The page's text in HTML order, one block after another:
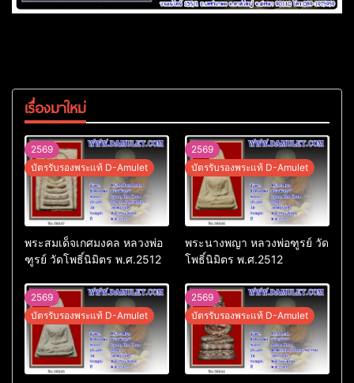
เรื่องมาใหม่
2569
บัตรรับรองพระแท้ D-Amulet
พระสมเด็จเกศมงคล หลวงพ่อ
ฑูรย์ วัดโพธิ์นิมิตร พ.ศ.2512
2569
บัตรรับรองพระแท้ D-Amulet
พระนางพญา หลวงพ่อฑูรย์ วัด
โพธิ์นิมิตร พ.ศ.2512
2569
บัตรรับรองพระแท้ D-Amulet
2569
บัตรรับรองพระแท้ D-Amulet